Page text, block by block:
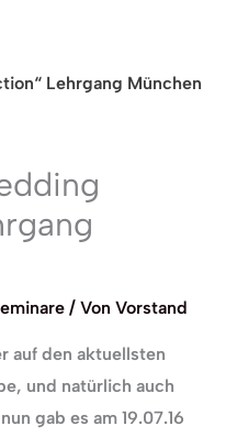
Lehrgang München
/ Von Vorstand
auf den aktuellsten
und natürlich auch
gab es am 19.07.16